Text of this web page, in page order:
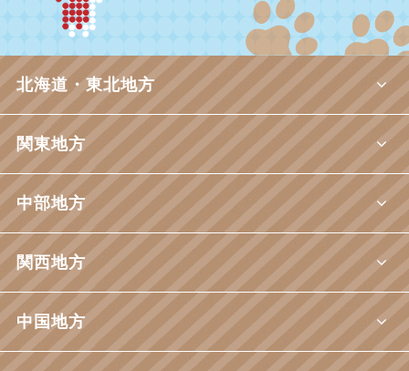
北海道・東北地方
関東地方
中部地方
関西地方
中国地方